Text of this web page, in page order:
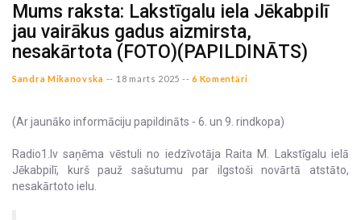
Mums raksta: Lakstīgalu iela Jēkabpilī
jau vairākus gadus aizmirsta,
nesakārtota (FOTO)(PAPILDINĀTS)
Sandra Mikanovska -- 18 marts 2025 -- 6 Komentāri
(Ar jaunāko informāciju papildināts - 6. un 9. rindkopa)
Radio1.lv saņēma vēstuli no iedzīvotāja Raita M. Lakstīgalu ielā
Jēkabpilī, kurš pauž sašutumu par ilgstoši novārtā atstāto,
nesakārtoto ielu.